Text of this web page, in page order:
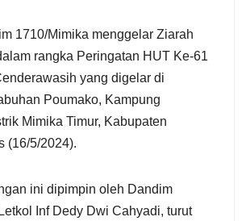
1710/Mimika menggelar Ziarah
rangka Peringatan HUT Ke-61
yang digelar di
Poumako, Kampung
Mimika Timur, Kabupaten
(16/5/2024).
ini dipimpin oleh Dandim
Inf Dedy Dwi Cahyadi, turut